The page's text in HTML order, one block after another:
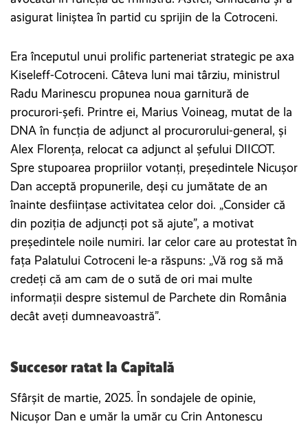
asigurat liniștea în partid cu sprijin de la Cotroceni.
Era începutul unui prolific parteneriat strategic pe axa
Kiseleff-Cotroceni. Câteva luni mai târziu, ministrul
Radu Marinescu propunea noua garnitură de
procurori-șefi. Printre ei, Marius Voineag, mutat de la
DNA în funcția de adjunct al procurorului-general, și
Alex Florența, relocat ca adjunct al șefului DIICOT.
Spre stupoarea propriilor votanți, președintele Nicușor
Dan acceptă propunerile, deși cu jumătate de an
înainte desființase activitatea celor doi. „Consider că
din poziția de adjuncți pot să ajute”, a motivat
președintele noile numiri. Iar celor care au protestat în
fața Palatului Cotroceni le-a răspuns: „Vă rog să mă
credeți că am cam de o sută de ori mai multe
informații despre sistemul de Parchete din România
decât aveți dumneavoastră”.
Succesor ratat la Capitală
Sfârșit de martie, 2025. În sondajele de opinie,
Nicușor Dan e umăr la umăr cu Crin Antonescu